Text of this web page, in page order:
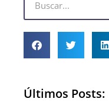
Últimos Posts: